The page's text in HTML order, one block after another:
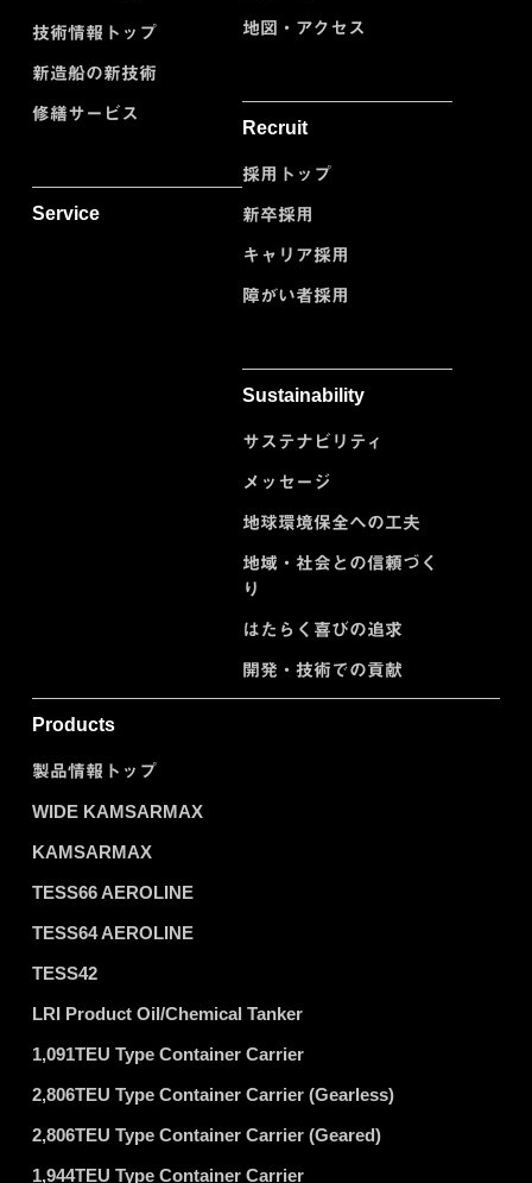
技術情報トップ
新造船の新技術
修繕サービス
Service
地図・アクセス
Recruit
採用トップ
新卒採用
キャリア採用
障がい者採用
Sustainability
サステナビリティ
メッセージ
地球環境保全への工夫
地域・社会との信頼づく
り
はたらく喜びの追求
開発・技術での貢献
Products
製品情報トップ
WIDE KAMSARMAX
KAMSARMAX
TESS66 AEROLINE
TESS64 AEROLINE
TESS42
LRI Product Oil/Chemical Tanker
1,091TEU Type Container Carrier
2,806TEU Type Container Carrier (Gearless)
2,806TEU Type Container Carrier (Geared)
1,944TEU Type Container Carrier